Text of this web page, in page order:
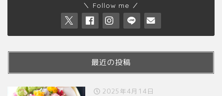
＼ Follow me ／
最近の投稿
2025年4月14日